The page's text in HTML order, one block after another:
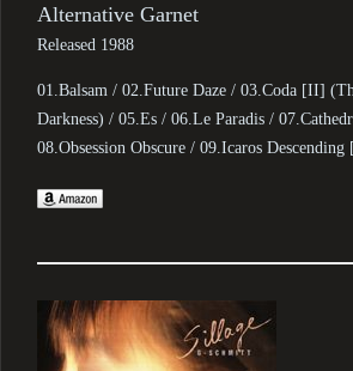
Alternative Garnet
Released 1988
01.Balsam / 02.Future Daze / 03.Coda [II]
Darkness) / 05.Es / 06.Le Paradis /
08.Obsession Obscure / 09.Icaros